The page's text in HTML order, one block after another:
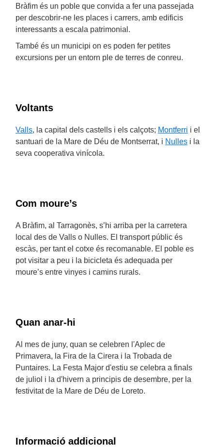
Bràfim és un poble que convida a fer una passejada
per descobrir-ne les places i carrers, amb edificis
interessants a escala patrimonial.
També és un municipi on es poden fer petites
excursions per un entorn ple de terres de conreu.
Voltants
Valls, la capital dels castells i els calçots; Montferri i el
santuari de la Mare de Déu de Montserrat, i Nulles i la
seva cooperativa vinícola.
Com moure’s
A Bràfim, al Tarragonès, s’hi arriba per la carretera
local des de Valls o Nulles. El transport públic és
escàs, per tant el cotxe és recomanable. El poble es
pot visitar a peu i la bicicleta és adequada per
moure’s entre vinyes i camins rurals.
Quan anar-hi
Al mes de juny, quan se celebren l'Aplec de
Primavera, la Fira de la Cirera i la Trobada de
Puntaires. La Festa Major d'estiu se celebra a finals
de juliol i la d'hivern a principis de desembre, per la
festivitat de la Mare de Déu de Loreto.
Informació addicional